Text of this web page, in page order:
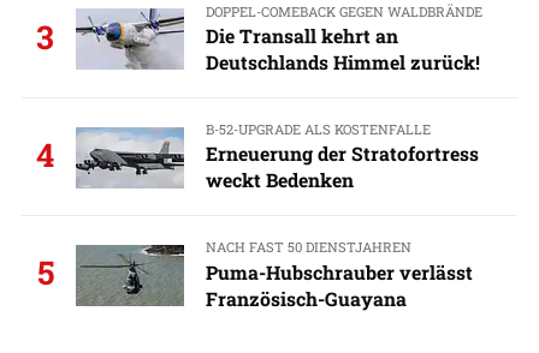
3
DOPPEL-COMEBACK GEGEN WALDBRÄNDE
Die Transall kehrt an
Deutschlands Himmel zurück!
4
B-52-UPGRADE ALS KOSTENFALLE
Erneuerung der Stratofortress
weckt Bedenken
5
NACH FAST 50 DIENSTJAHREN
Puma-Hubschrauber verlässt
Französisch-Guayana